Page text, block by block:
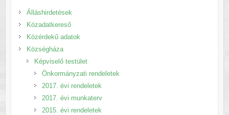
Álláshirdetések
Közadatkereső
Közérdekű adatok
Községháza
Képviselő testület
Önkormányzati rendeletek
2017. évi rendeletek
2017. évi munkaterv
2015. évi rendeletek